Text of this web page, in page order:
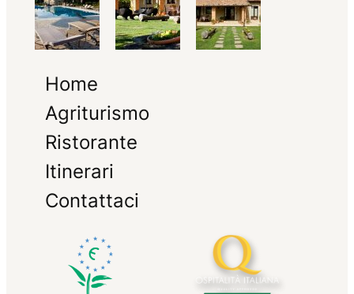
Home
Agriturismo
Ristorante
Itinerari
Contattaci